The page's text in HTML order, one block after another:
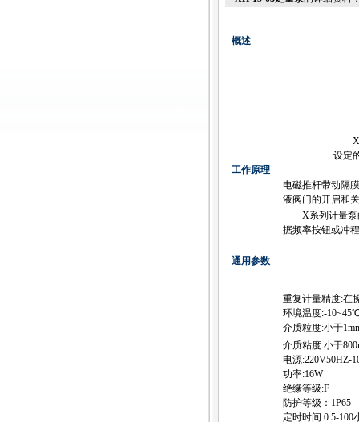
概述
设定
工作原理
电磁推杆带动隔
液阀门的开启和
X系列计量泵的
据频率按钮或冲
通用参数
重复计量精度:在
环境温度:-
介质粒度:小于
介质粘度:小于
电源:220V50HZ-
功率:16W
绝缘等级:F
防护等级：1P65
定时时间:0.5-100